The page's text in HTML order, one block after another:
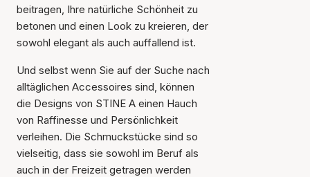
beitragen, Ihre natürliche Schönheit zu
betonen und einen Look zu kreieren, der
sowohl elegant als auch auffallend ist.
Und selbst wenn Sie auf der Suche nach
alltäglichen Accessoires sind, können
die Designs von STINE A einen Hauch
von Raffinesse und Persönlichkeit
verleihen. Die Schmuckstücke sind so
vielseitig, dass sie sowohl im Beruf als
auch in der Freizeit getragen werden